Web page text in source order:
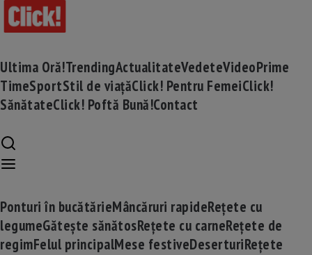
Ultima Oră!TrendingActualitateVedeteVideoPrime
TimeSportStil de viațăClick! Pentru FemeiClick!
SănătateClick! Poftă Bună!Contact
Ponturi în bucătărieMâncăruri rapideRețete cu
legumeGătește sănătosRețete cu carneRețete de
regimFelul principalMese festiveDeserturiRețete